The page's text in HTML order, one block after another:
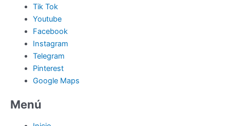
Tik Tok
Youtube
Facebook
Instagram
Telegram
Pinterest
Google Maps
Menú